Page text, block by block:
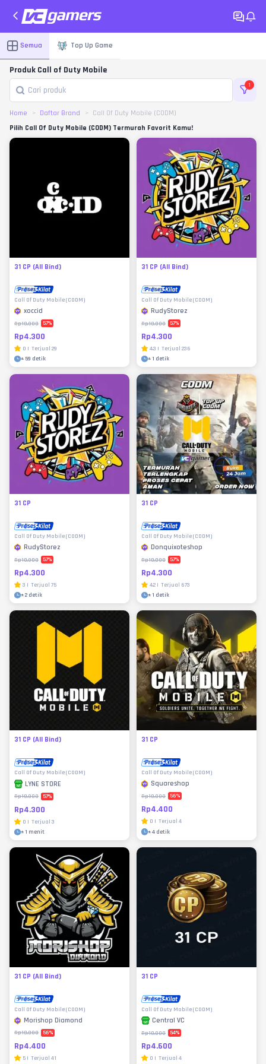
Semua Top Up Game
Produk Call of Duty Mobile
1
Home Daftar Brand
Call Of Duty Mobile (CODM)
Pilih Call Of Duty Mobile (CODM) Termurah Favorit Kamu!
31 CP (All Bind)
Call Of Duty Mobile (CODM)
xoccid
Rp10.000 57%
Rp4.300
0 | Terjual 29
± 59 detik
31 CP (All Bind)
Call Of Duty Mobile (CODM)
RudyStorez
Rp10.000 57%
Rp4.300
4.3 | Terjual 236
±1 detik
31 CP
Call Of Duty Mobile (CODM)
RudyStorez
Rp10.000 57%
Rp4.300
3 | Terjual 75
±2 detik
31 CP
Call Of Duty Mobile (CODM)
Donquixoteshop
Rp10.000 57%
Rp4.300
4.2 | Terjual 673
±1 detik
31 CP (All Bind)
Call Of Duty Mobile (CODM)
LYNE STORE
Rp10.000 57%
Rp4.300
0 | Terjual 3
±1 menit
31 CP
Call Of Duty Mobile (CODM)
Squareshop
Rp10.000 56%
Rp4.400
0 | Terjual 4
±4 detik
31 CP (All Bind)
Call Of Duty Mobile (CODM)
Morishop Diamond
Rp10.000 56%
Rp4.400
5 | Terjual 41
31 CP
Call Of Duty Mobile (CODM)
Central VC
Rp10.000 54%
Rp4.600
0 | Terjual 4